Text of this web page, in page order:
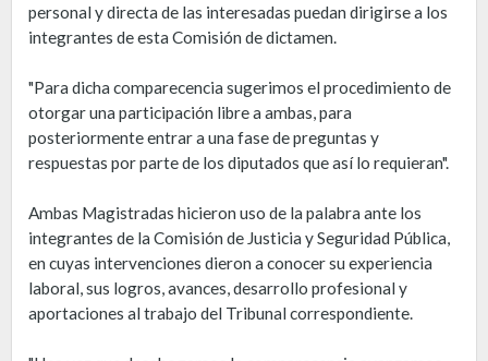
personal y directa de las interesadas puedan dirigirse a los
integrantes de esta Comisión de dictamen.
"Para dicha comparecencia sugerimos el procedimiento de
otorgar una participación libre a ambas, para
posteriormente entrar a una fase de preguntas y
respuestas por parte de los diputados que así lo requieran".
Ambas Magistradas hicieron uso de la palabra ante los
integrantes de la Comisión de Justicia y Seguridad Pública,
en cuyas intervenciones dieron a conocer su experiencia
laboral, sus logros, avances, desarrollo profesional y
aportaciones al trabajo del Tribunal correspondiente.